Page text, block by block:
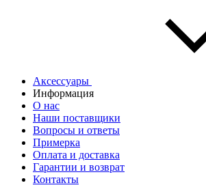
Аксессуары
Информация
О нас
Наши поставщики
Вопросы и ответы
Примерка
Оплата и доставка
Гарантии и возврат
Контакты